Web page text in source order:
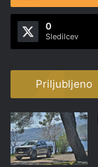
0
Sledilcev
Priljubljeno